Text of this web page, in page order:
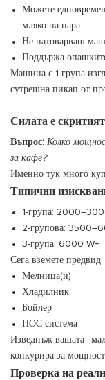
Можете
мляко на пара
Не натоварваш
Поддържа
Машина с 1 група
сутрешна пикап от
Силата е
Въпрос: Колко
за кафе?
Именно тук много
Типични
1-група:
2-групова:
3-група: 6000 W+
Сега вземете предвид:
Мелница(и)
Хладилник
Бойлер
ПОС система
Изведнъж вашата
конкурира за
Проверка на